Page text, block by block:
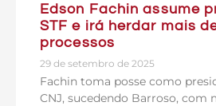
Edson Fachin assume
STF e irá herdar mais
processos
29 de setembro de 2025
Fachin toma posse como
CNJ, sucedendo Barroso, com